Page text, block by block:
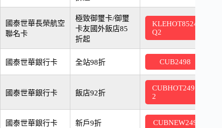
國泰世華長榮航空
聯名卡
極致御璽卡/御璽
卡友國外飯店85
折起
KLEHOT8524
Q2
國泰世華銀行卡 全站98折 CUB2498
國泰世華銀行卡 飯店92折
CUBHOT249
2
國泰世華銀行卡 新戶9折 CUBNEW249